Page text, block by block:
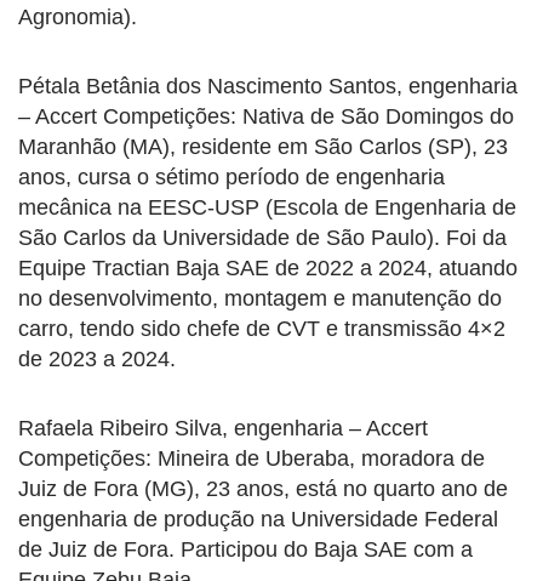
Agronomia).
Pétala Betânia dos Nascimento Santos, engenharia
– Accert Competições: Nativa de São Domingos do
Maranhão (MA), residente em São Carlos (SP), 23
anos, cursa o sétimo período de engenharia
mecânica na EESC-USP (Escola de Engenharia de
São Carlos da Universidade de São Paulo). Foi da
Equipe Tractian Baja SAE de 2022 a 2024, atuando
no desenvolvimento, montagem e manutenção do
carro, tendo sido chefe de CVT e transmissão 4×2
de 2023 a 2024.
Rafaela Ribeiro Silva, engenharia – Accert
Competições: Mineira de Uberaba, moradora de
Juiz de Fora (MG), 23 anos, está no quarto ano de
engenharia de produção na Universidade Federal
de Juiz de Fora. Participou do Baja SAE com a